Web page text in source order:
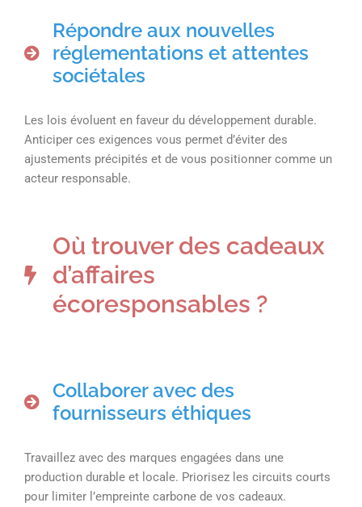
Répondre aux nouvelles
réglementations et attentes
sociétales
Les lois évoluent en faveur du développement durable.
Anticiper ces exigences vous permet d’éviter des
ajustements précipités et de vous positionner comme un
acteur responsable.
Où trouver des cadeaux
d’affaires
écoresponsables ?
Collaborer avec des
fournisseurs éthiques
Travaillez avec des marques engagées dans une
production durable et locale. Priorisez les circuits courts
pour limiter l’empreinte carbone de vos cadeaux.